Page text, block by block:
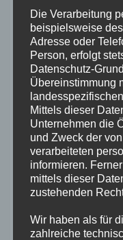
Anwärter
Jugendliche
Beitrag. Es
jährliche
(37,- €) an.
Jugendliche
Jahren
€, zzgl. der
(Ges. 87,- €
In der
Anlagen u.
genutzt
gerne beim
Die Verarbeitung
beispielsweise
Adresse oder
Person, erfolgt
Datenschutz-
Übereinstimmung
Mittels dieser
Unternehmen die
und Zweck der
verarbeiteten
informieren.
mittels dieser
zustehenden
Wir haben als für
zahlreiche